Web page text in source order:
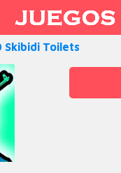
Skibidi Toilets